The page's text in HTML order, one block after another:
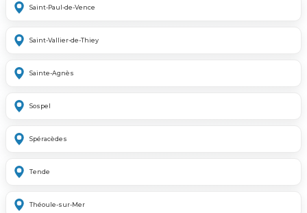
Saint-Paul-de-Vence
Saint-Vallier-de-Thiey
Sainte-Agnès
Sospel
Spéracèdes
Tende
Théoule-sur-Mer